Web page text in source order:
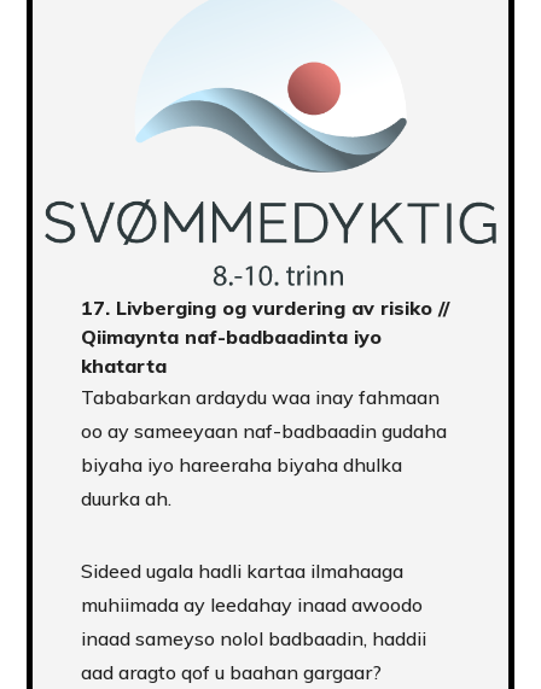
17. Livberging og vurdering av risiko//
Qiimaynta naf-badbaadinta iyo
khatarta
Tababarkan ardaydu waa inay fahmaan
oo ay sameeyaan naf-badbaadin gudaha
biyaha iyo hareeraha biyaha dhulka
duurka ah.
Sideed ugala hadli kartaa ilmahaaga
muhiimada ay leedahay inaad awoodo
inaad sameyso nolol badbaadin, haddii
aad aragto qof u baahan gargaar?